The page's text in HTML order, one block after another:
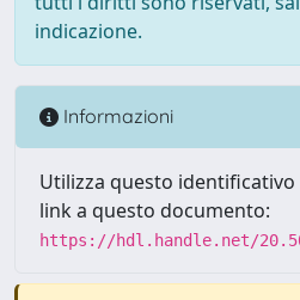
indicazione.
Informazioni
Utilizza questo
link a questo documento:
https://hdl.handle.net/